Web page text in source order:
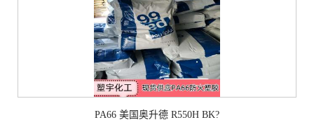
PA66 美国奥升德 R550H BK?